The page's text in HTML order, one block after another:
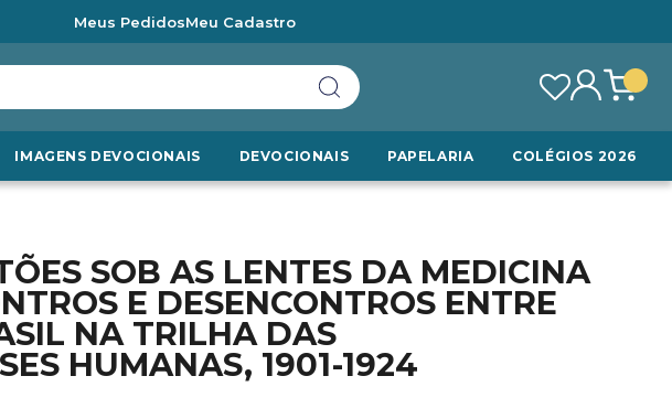
Meus PedidosMeu Cadastro
IMAGENS DEVOCIONAIS DEVOCIONAIS PAPELARIA COLÉGIOS 2026
SOB AS LENTES DA MEDICINA
E DESENCONTROS ENTRE
NA TRILHA DAS
HUMANAS, 1901-1924